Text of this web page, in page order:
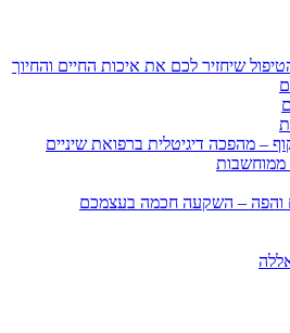
שיחזיר לכם את איכות החיים והחיוך
– מהפכה דיגיטלית ברפואת שיניים
ממוחשבות
והפה – השקעה חכמה בעצמכם